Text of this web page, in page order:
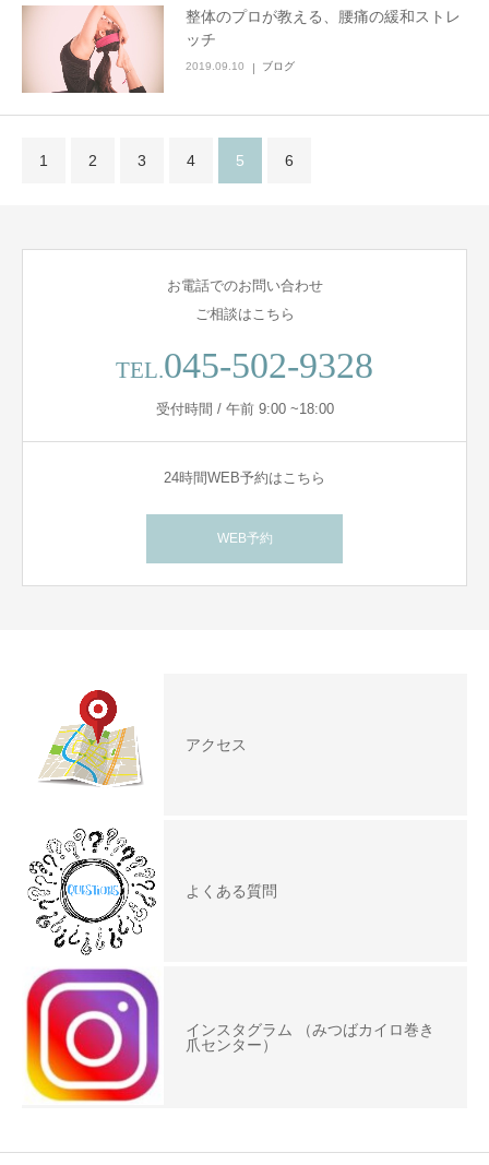
整体のプロが教える、腰痛の緩和ストレ
ッチ
2019.09.10 ブログ
1 2 3 4 5 6
お電話でのお問い合わせ
ご相談はこちら
TEL.045-502-9328
受付時間 / 午前 9:00 ~18:00
24時間WEB予約はこちら
WEB予約
アクセス
よくある質問
インスタグラム （みつばカイロ巻き
爪センター）